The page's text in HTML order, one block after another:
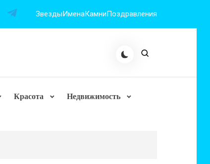
ЗвездыИменаКамниПоздравления
Красота Недвижимость